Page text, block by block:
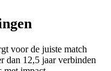
voor de juiste match
dan 12,5 jaar verbinden